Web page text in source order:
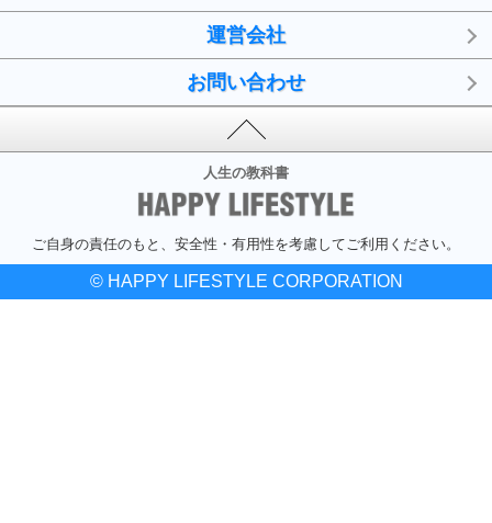
運営会社
お問い合わせ
人生の教科書
ご自身の責任のもと、安全性・有用性を考慮してご利用ください。
© HAPPY LIFESTYLE CORPORATION